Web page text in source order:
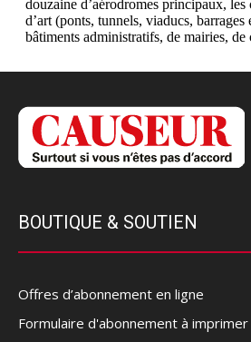
BOUTIQUE & SOUTIEN
Offres d’abonnement en ligne
Formulaire d'abonnement à imprimer